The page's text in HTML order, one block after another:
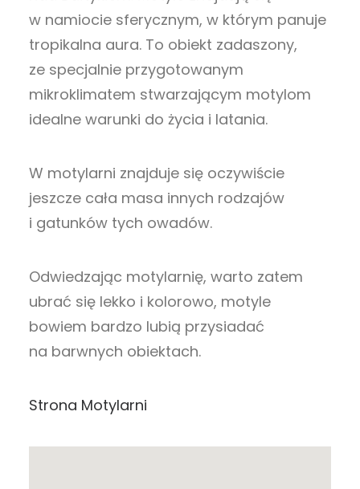
w namiocie sferycznym, w którym panuje
tropikalna aura. To obiekt zadaszony,
ze specjalnie przygotowanym
mikroklimatem stwarzającym motylom
idealne warunki do życia i latania.
W motylarni znajduje się oczywiście
jeszcze cała masa innych rodzajów
i gatunków tych owadów.
Odwiedzając motylarnię, warto zatem
ubrać się lekko i kolorowo, motyle
bowiem bardzo lubią przysiadać
na barwnych obiektach.
Strona Motylarni